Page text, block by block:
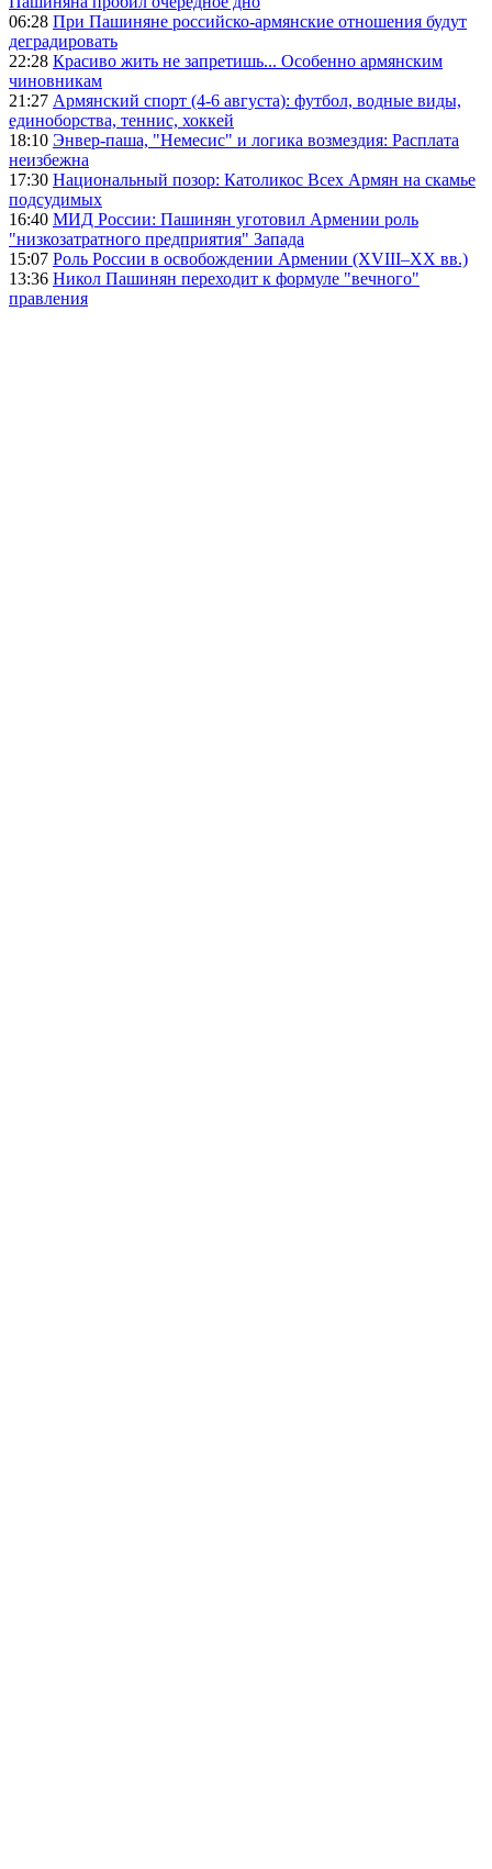
06:28 При Пашиняне российско-армянские отношения будут
деградировать
22:28 Красиво жить не запретишь... Особенно армянским
чиновникам
21:27 Армянский спорт (4-6 августа): футбол, водные виды,
единоборства, теннис, хоккей
18:10 Энвер-паша, "Немесис" и логика возмездия: Расплата
неизбежна
17:30 Национальный позор: Католикос Всех Армян на скамье
подсудимых
16:40 МИД России: Пашинян уготовил Армении роль
"низкозатратного предприятия" Запада
15:07 Роль России в освобождении Армении (XVIII–XX вв.)
13:36 Никол Пашинян переходит к формуле "вечного"
правления